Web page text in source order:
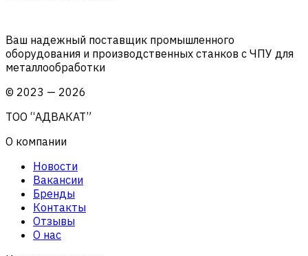
Ваш надежный поставщик промышленного
оборудования и производственных станков с ЧПУ для
металлообработки
© 2023 — 2026
ТОО “АДВАКАТ”
О компании
Новости
Вакансии
Бренды
Контакты
Отзывы
О нас